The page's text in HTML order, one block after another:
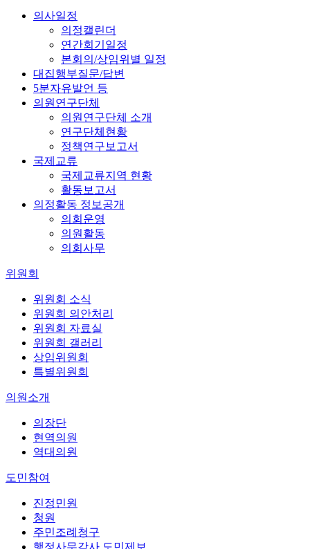
의사일정
의정캘린더
연간회기일정
본회의/상임위별 일정
대집행부질문/답변
5분자유발언 등
의원연구단체
의원연구단체 소개
연구단체현황
정책연구보고서
국제교류
국제교류지역 현황
활동보고서
의정활동 정보공개
의회운영
의원활동
의회사무
위원회
위원회 소식
위원회 의안처리
위원회 자료실
위원회 갤러리
상임위원회
특별위원회
의원소개
의장단
현역의원
역대의원
도민참여
진정민원
청원
주민조례청구
행정사무감사 도민제보